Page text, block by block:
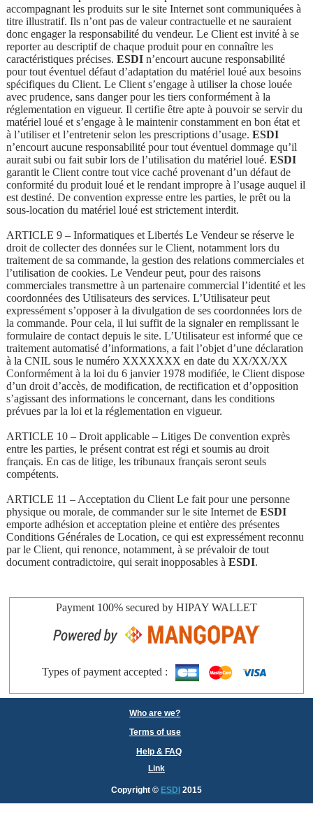
accompagnant les produits sur le site Internet sont communiquées à
titre illustratif. Ils n’ont pas de valeur contractuelle et ne sauraient
donc engager la responsabilité du vendeur. Le Client est invité à se
reporter au descriptif de chaque produit pour en connaître les
caractéristiques précises. ESDIn’encourt aucune responsabilité
pour tout éventuel défaut d’adaptation du matériel loué aux besoins
spécifiques du Client. Le Client s’engage à utiliser la chose louée
avec prudence, sans danger pour les tiers conformément à la
réglementation en vigueur. Il certifie être apte à pouvoir se servir du
matériel loué et s’engage à le maintenir constamment en bon état et
à l’utiliser et l’entretenir selon les prescriptions d’usage. ESDI
n’encourt aucune responsabilité pour tout éventuel dommage qu’il
aurait subi ou fait subir lors de l’utilisation du matériel loué. ESDI
garantit le Client contre tout vice caché provenant d’un défaut de
conformité du produit loué et le rendant impropre à l’usage auquel il
est destiné. De convention expresse entre les parties, le prêt ou la
sous-location du matériel loué est strictement interdit.
ARTICLE 9 – Informatiques et Libertés Le Vendeur se réserve le
droit de collecter des données sur le Client, notamment lors du
traitement de sa commande, la gestion des relations commerciales et
l’utilisation de cookies. Le Vendeur peut, pour des raisons
commerciales transmettre à un partenaire commercial l’identité et les
coordonnées des Utilisateurs des services. L’Utilisateur peut
expressément s’opposer à la divulgation de ses coordonnées lors de
la commande. Pour cela, il lui suffit de la signaler en remplissant le
formulaire de contact depuis le site. L’Utilisateur est informé que ce
traitement automatisé d’informations, a fait l’objet d’une déclaration
à la CNIL sous le numéro XXXXXXX en date du XX/XX/XX
Conformément à la loi du 6 janvier 1978 modifiée, le Client dispose
d’un droit d’accès, de modification, de rectification et d’opposition
s’agissant des informations le concernant, dans les conditions
prévues par la loi et la réglementation en vigueur.
ARTICLE 10 – Droit applicable – Litiges De convention exprès
entre les parties, le présent contrat est régi et soumis au droit
français. En cas de litige, les tribunaux français seront seuls
compétents.
ARTICLE 11 – Acceptation du Client Le fait pour une personne
physique ou morale, de commander sur le site Internet de ESDI
emporte adhésion et acceptation pleine et entière des présentes
Conditions Générales de Location, ce qui est expressément reconnu
par le Client, qui renonce, notamment, à se prévaloir de tout
document contradictoire, qui serait inopposables à ESDI.
Payment 100% secured by HIPAY WALLET
Types of payment accepted :
Who are we?
Terms of use
Help & FAQ
Link
Copyright © ESDI 2015